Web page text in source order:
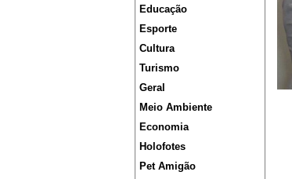
Educação
Esporte
Cultura
Turismo
Geral
Meio Ambiente
Economia
Holofotes
Pet Amigão